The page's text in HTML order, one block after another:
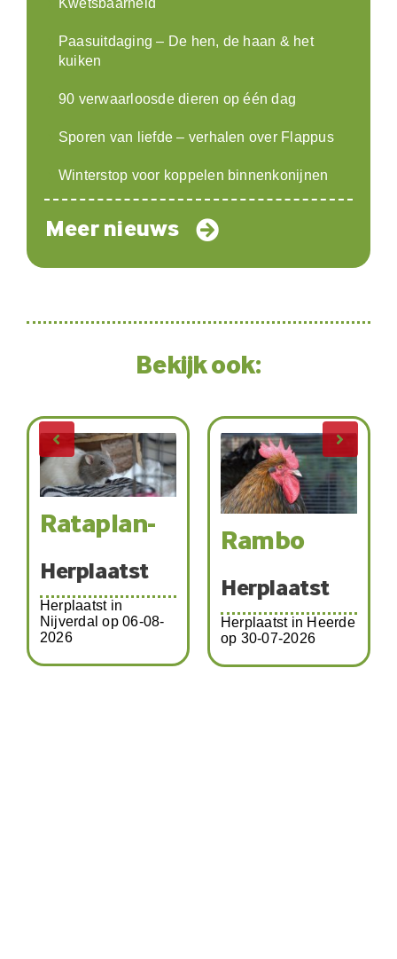
Kwetsbaarheid
Paasuitdaging – De hen, de haan & het
kuiken
90 verwaarloosde dieren op één dag
Sporen van liefde – verhalen over Flappus
Winterstop voor koppelen binnenkonijnen
Meer nieuws
Bekijk ook:
Rataplan-
Herplaatst
Herplaatst in
Nijverdal op 06-08-
2026
Rambo
Herplaatst
Herplaatst in Heerde
op 30-07-2026